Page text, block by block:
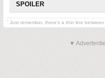
SPOILER
´ Just remember, there's a thin line
▼